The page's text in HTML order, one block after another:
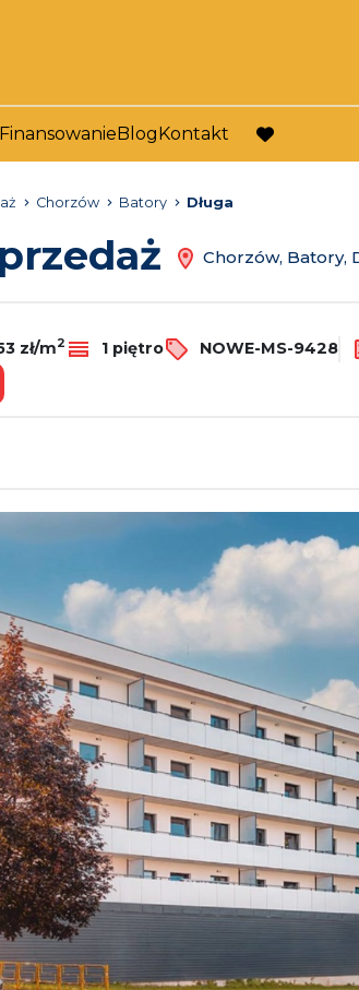
FinansowanieBlogKontakt
favorite
Chorzów Batory Długa
Chorzów, Batory,
zł/m2 1 piętro NOWE-MS-9428